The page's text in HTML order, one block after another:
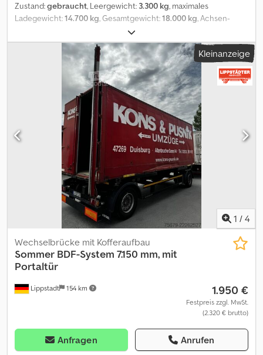
Zustand:gebraucht, Leergewicht: 3.300 kg, maximales
Ladegewicht:14.700 kg, Gesamtgewicht:18.000 kg, Achsen-
, Erstzulassung:
(TÜV):11/2026, Federung:Luft, Reifengröße:235/75R17,5,
ABS
, DEUTSCHER HÄNDLER bietet an: BDF
Wechselbrückenanhänger mehrfach am Lager VERZINKT
Zwillingsreifen 235/75R17,5 lange Federbälge Hubhöhe 1390 mm
Trommelbremsen Stückpreis netto 3950,- Euro Lafetten und
Wechselbrücken sind viele am Lager ! ##### Dedpfxeztiy De
Aipjck BITTE ANRUFEN - KEINE EMAIL ! ##### ANLIEFERUNG IST
DEUTSCHLANDWEIT MÖGLICH ! MEPO-NUTZFAHRZEUGE
LIEFERT SEIT 1983 ! BESICHTIGUNG NUR MIT TERMIN ! #####
Kleinanzeige
1 / 4
Lippstadt 154 km
Wechselbrücke mit Kofferaufbau
Sommer BDF-System 7.150 mm, mit
Portaltür
1.950 €
Festpreis zzgl. MwSt.
(2.320 € brutto)
Anfragen Anrufen